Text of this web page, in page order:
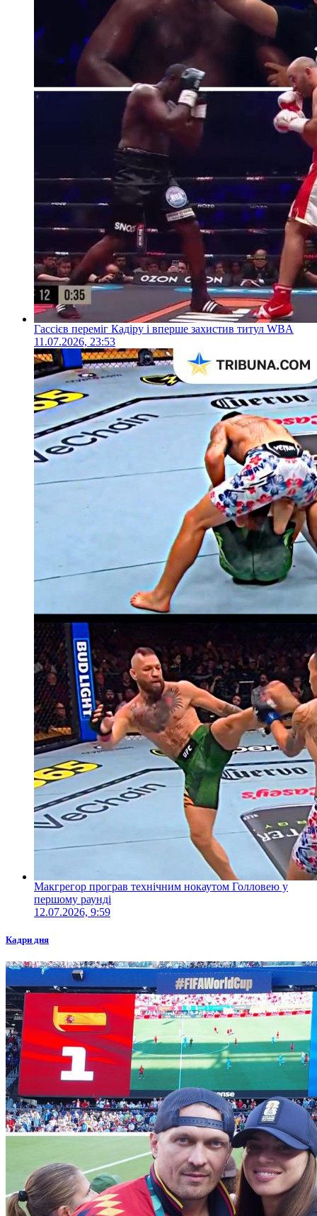
Гассієв переміг Кадіру і вперше захистив титул WBA
11.07.2026, 23:53
Макгрегор програв технічним нокаутом Голловею у
першому раунді
12.07.2026, 9:59
Кадри дня